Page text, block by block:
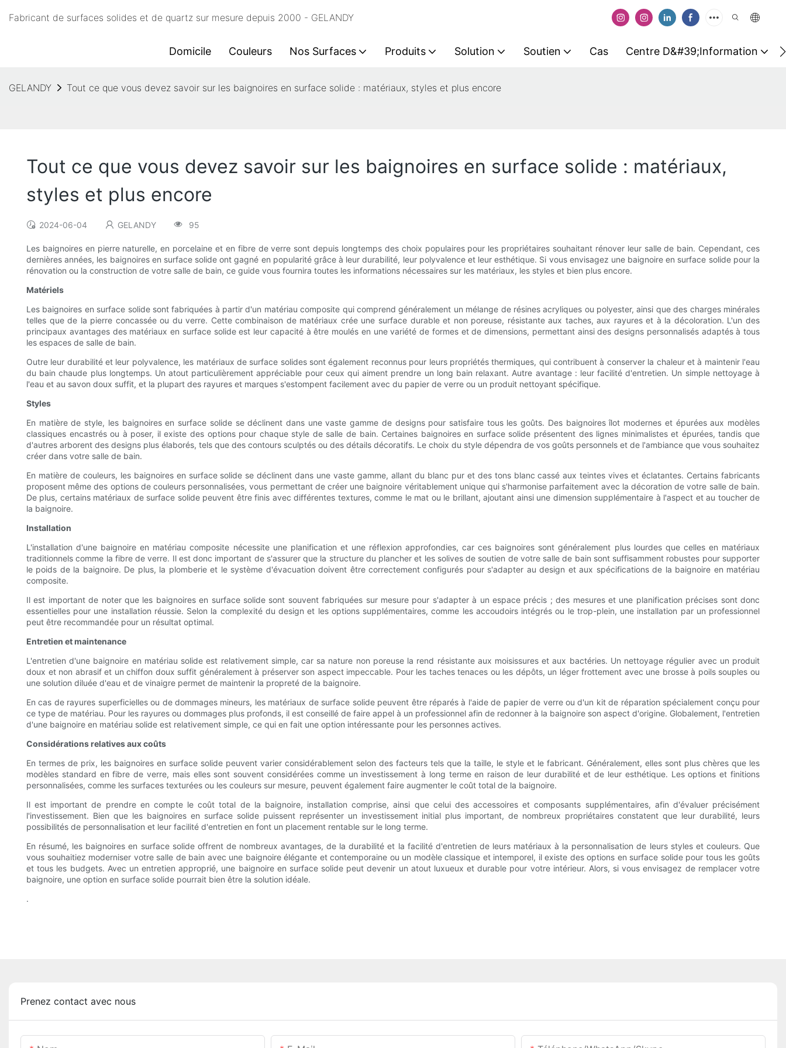
Fabricant de surfaces solides et de quartz sur mesure depuis 2000 - GELANDY
Domicile Couleurs Nos Surfaces Produits Solution Soutien Cas Centre D&#39;information
GELANDY Tout ce que vous devez savoir sur les baignoires en surface solide : matériaux, styles et plus encore
Tout ce que vous devez savoir sur les baignoires en surface solide : matériaux,
styles et plus encore
2024-06-04 GELANDY 95
Les baignoires en pierre naturelle, en porcelaine et en fibre de verre sont depuis longtemps des choix populaires pour les propriétaires souhaitant rénover leur salle de bain. Cependant, ces
dernières années, les baignoires en surface solide ont gagné en popularité grâce à leur durabilité, leur polyvalence et leur esthétique. Si vous envisagez une baignoire en surface solide pour la
rénovation ou la construction de votre salle de bain, ce guide vous fournira toutes les informations nécessaires sur les matériaux, les styles et bien plus encore.
Matériels
Les baignoires en surface solide sont fabriquées à partir d'un matériau composite qui comprend généralement un mélange de résines acryliques ou polyester, ainsi que des charges minérales
telles que de la pierre concassée ou du verre. Cette combinaison de matériaux crée une surface durable et non poreuse, résistante aux taches, aux rayures et à la décoloration. L'un des
principaux avantages des matériaux en surface solide est leur capacité à être moulés en une variété de formes et de dimensions, permettant ainsi des designs personnalisés adaptés à tous
les espaces de salle de bain.
Outre leur durabilité et leur polyvalence, les matériaux de surface solides sont également reconnus pour leurs propriétés thermiques, qui contribuent à conserver la chaleur et à maintenir l'eau
du bain chaude plus longtemps. Un atout particulièrement appréciable pour ceux qui aiment prendre un long bain relaxant. Autre avantage : leur facilité d'entretien. Un simple nettoyage à
l'eau et au savon doux suffit, et la plupart des rayures et marques s'estompent facilement avec du papier de verre ou un produit nettoyant spécifique.
Styles
En matière de style, les baignoires en surface solide se déclinent dans une vaste gamme de designs pour satisfaire tous les goûts. Des baignoires îlot modernes et épurées aux modèles
classiques encastrés ou à poser, il existe des options pour chaque style de salle de bain. Certaines baignoires en surface solide présentent des lignes minimalistes et épurées, tandis que
d'autres arborent des designs plus élaborés, tels que des contours sculptés ou des détails décoratifs. Le choix du style dépendra de vos goûts personnels et de l'ambiance que vous souhaitez
créer dans votre salle de bain.
En matière de couleurs, les baignoires en surface solide se déclinent dans une vaste gamme, allant du blanc pur et des tons blanc cassé aux teintes vives et éclatantes. Certains fabricants
proposent même des options de couleurs personnalisées, vous permettant de créer une baignoire véritablement unique qui s'harmonise parfaitement avec la décoration de votre salle de bain.
De plus, certains matériaux de surface solide peuvent être finis avec différentes textures, comme le mat ou le brillant, ajoutant ainsi une dimension supplémentaire à l'aspect et au toucher de
la baignoire.
Installation
L'installation d'une baignoire en matériau composite nécessite une planification et une réflexion approfondies, car ces baignoires sont généralement plus lourdes que celles en matériaux
traditionnels comme la fibre de verre. Il est donc important de s'assurer que la structure du plancher et les solives de soutien de votre salle de bain sont suffisamment robustes pour supporter
le poids de la baignoire. De plus, la plomberie et le système d'évacuation doivent être correctement configurés pour s'adapter au design et aux spécifications de la baignoire en matériau
composite.
Il est important de noter que les baignoires en surface solide sont souvent fabriquées sur mesure pour s'adapter à un espace précis ; des mesures et une planification précises sont donc
essentielles pour une installation réussie. Selon la complexité du design et les options supplémentaires, comme les accoudoirs intégrés ou le trop-plein, une installation par un professionnel
peut être recommandée pour un résultat optimal.
Entretien et maintenance
L'entretien d'une baignoire en matériau solide est relativement simple, car sa nature non poreuse la rend résistante aux moisissures et aux bactéries. Un nettoyage régulier avec un produit
doux et non abrasif et un chiffon doux suffit généralement à préserver son aspect impeccable. Pour les taches tenaces ou les dépôts, un léger frottement avec une brosse à poils souples ou
une solution diluée d'eau et de vinaigre permet de maintenir la propreté de la baignoire.
En cas de rayures superficielles ou de dommages mineurs, les matériaux de surface solide peuvent être réparés à l'aide de papier de verre ou d'un kit de réparation spécialement conçu pour
ce type de matériau. Pour les rayures ou dommages plus profonds, il est conseillé de faire appel à un professionnel afin de redonner à la baignoire son aspect d'origine. Globalement, l'entretien
d'une baignoire en matériau solide est relativement simple, ce qui en fait une option intéressante pour les personnes actives.
Considérations relatives aux coûts
En termes de prix, les baignoires en surface solide peuvent varier considérablement selon des facteurs tels que la taille, le style et le fabricant. Généralement, elles sont plus chères que les
modèles standard en fibre de verre, mais elles sont souvent considérées comme un investissement à long terme en raison de leur durabilité et de leur esthétique. Les options et finitions
personnalisées, comme les surfaces texturées ou les couleurs sur mesure, peuvent également faire augmenter le coût total de la baignoire.
Il est important de prendre en compte le coût total de la baignoire, installation comprise, ainsi que celui des accessoires et composants supplémentaires, afin d'évaluer précisément
l'investissement. Bien que les baignoires en surface solide puissent représenter un investissement initial plus important, de nombreux propriétaires constatent que leur durabilité, leurs
possibilités de personnalisation et leur facilité d'entretien en font un placement rentable sur le long terme.
En résumé, les baignoires en surface solide offrent de nombreux avantages, de la durabilité et la facilité d'entretien de leurs matériaux à la personnalisation de leurs styles et couleurs. Que
vous souhaitiez moderniser votre salle de bain avec une baignoire élégante et contemporaine ou un modèle classique et intemporel, il existe des options en surface solide pour tous les goûts
et tous les budgets. Avec un entretien approprié, une baignoire en surface solide peut devenir un atout luxueux et durable pour votre intérieur. Alors, si vous envisagez de remplacer votre
baignoire, une option en surface solide pourrait bien être la solution idéale.
.
Prenez contact avec nous